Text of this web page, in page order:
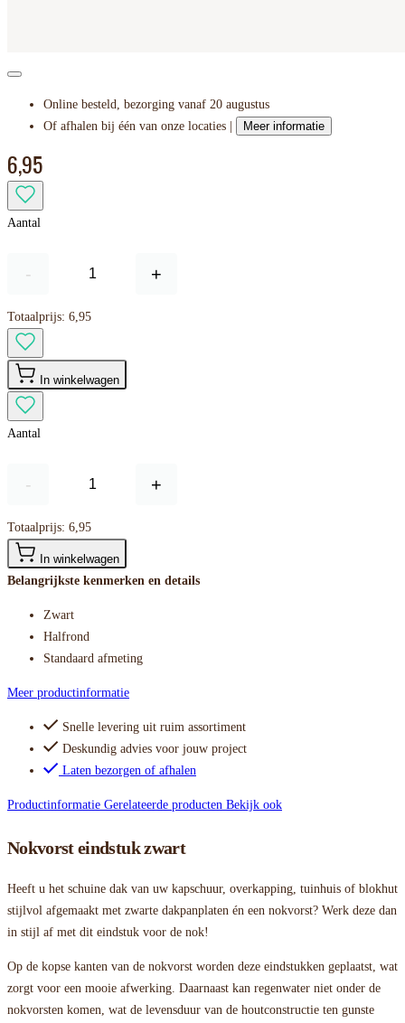
Online besteld, bezorging vanaf 20 augustus
Of afhalen bij één van onze locaties |
Meer informatie
6,95
Aantal
- +
Totaalprijs: 6,95
In winkelwagen
Aantal
- +
Totaalprijs: 6,95
In winkelwagen
Belangrijkste kenmerken en details
Zwart
Halfrond
Standaard afmeting
Meer productinformatie
Snelle levering uit ruim assortiment
Deskundig advies voor jouw project
Laten bezorgen of afhalen
Productinformatie Gerelateerde producten Bekijk ook
Nokvorst eindstuk zwart
Heeft u het schuine dak van uw kapschuur, overkapping, tuinhuis of blokhut
stijlvol afgemaakt met zwarte dakpanplaten én een nokvorst? Werk deze dan
in stijl af met dit eindstuk voor de nok!
Op de kopse kanten van de nokvorst worden deze eindstukken geplaatst, wat
zorgt voor een mooie afwerking. Daarnaast kan regenwater niet onder de
nokvorsten komen, wat de levensduur van de houtconstructie ten gunste